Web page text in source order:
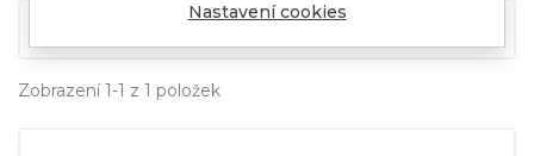
Zobrazení 1-1 z 1 položek
Nastavení cookies